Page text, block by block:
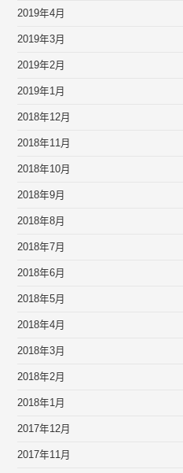
2019年4月
2019年3月
2019年2月
2019年1月
2018年12月
2018年11月
2018年10月
2018年9月
2018年8月
2018年7月
2018年6月
2018年5月
2018年4月
2018年3月
2018年2月
2018年1月
2017年12月
2017年11月